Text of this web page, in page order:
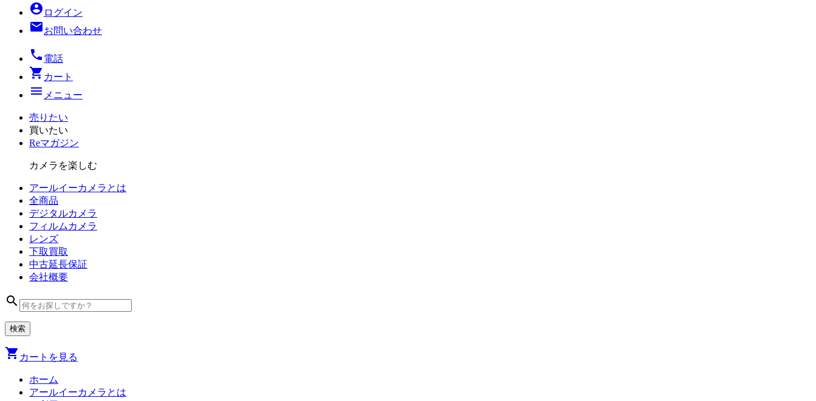
account_circle ログイン
mailお問い合わせ
local_phone 電話
shopping_cart カート
menu メニュー
売りたい
買いたい
Reマガジン
カメラを楽しむ
アールイーカメラとは
全商品
デジタルカメラ
フィルム カメラ
レンズ
下取買取
中古延長保証
会社概要
search
shopping_cart カートを見る
ホーム
アールイーカメラとは